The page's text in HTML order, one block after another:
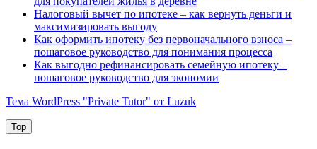
Налоговый вычет по ипотеке – как вернуть деньги и
максимизировать выгоду
Как оформить ипотеку без первоначального взноса –
пошаговое руководство для понимания процесса
Как выгодно рефинансировать семейную ипотеку –
пошаговое руководство для экономии
Тема WordPress "Private Tutor" от Luzuk
Top